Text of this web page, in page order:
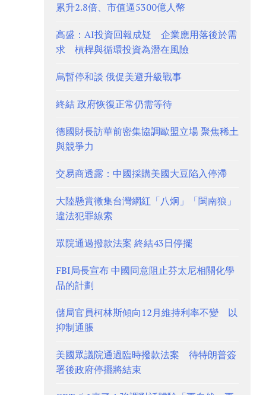
累升2.8倍、市值逼5300億人幣
高盛：AI投資回報成疑 企業應用落後於需
求 槓桿與循環投資為潛在風險
烏暫停和談 俄促美避升級戰事
終結 政府恢復正常仍需等待
德國財長訪華前密集協調歐盟立場 聚焦稀土
與競爭力
交易商透露：中國採購美國大豆陷入停滯
大陸懸賞徵集台灣網紅「八炯」「閩南狼」
違法犯罪線索
眾院通過撥款法案 終結43日停擺
FBI局長宣布 中國同意阻止芬太尼相關化學
品的計劃
儲局官員柯林斯傾向12月維持利率不變 以
抑制通脹
美國眾議院通過臨時撥款法案 待特朗普簽
署後政府停擺將結束